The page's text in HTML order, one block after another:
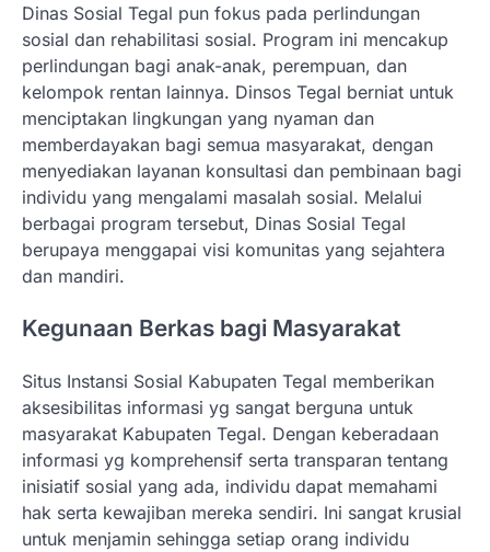
Dinas Sosial Tegal pun fokus pada perlindungan
sosial dan rehabilitasi sosial. Program ini mencakup
perlindungan bagi anak-anak, perempuan, dan
kelompok rentan lainnya. Dinsos Tegal berniat untuk
menciptakan lingkungan yang nyaman dan
memberdayakan bagi semua masyarakat, dengan
menyediakan layanan konsultasi dan pembinaan bagi
individu yang mengalami masalah sosial. Melalui
berbagai program tersebut, Dinas Sosial Tegal
berupaya menggapai visi komunitas yang sejahtera
dan mandiri.
Kegunaan Berkas bagi Masyarakat
Situs Instansi Sosial Kabupaten Tegal memberikan
aksesibilitas informasi yg sangat berguna untuk
masyarakat Kabupaten Tegal. Dengan keberadaan
informasi yg komprehensif serta transparan tentang
inisiatif sosial yang ada, individu dapat memahami
hak serta kewajiban mereka sendiri. Ini sangat krusial
untuk menjamin sehingga setiap orang individu